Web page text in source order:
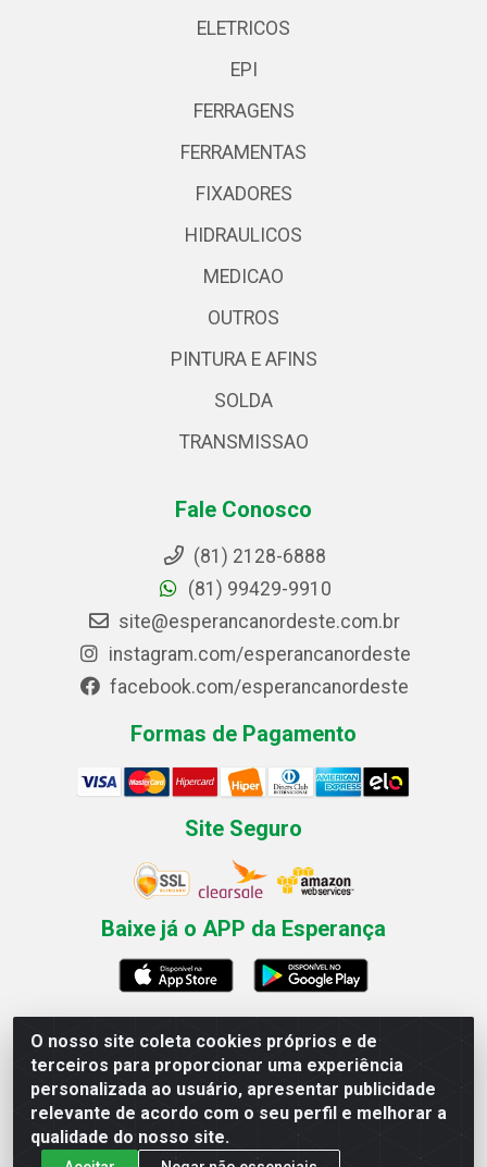
O nosso site coleta cookies próprios e de
terceiros para proporcionar uma experiência
personalizada ao usuário, apresentar publicidade
relevante de acordo com o seu perfil e melhorar a
qualidade do nosso site.
ELETRICOS
EPI
FERRAGENS
FERRAMENTAS
FIXADORES
HIDRAULICOS
MEDICAO
OUTROS
PINTURA E AFINS
SOLDA
TRANSMISSAO
Fale Conosco
(81) 2128-6888
(81) 99429-9910
site@esperancanordeste.com.br
instagram.com/esperancanordeste
facebook.com/esperancanordeste
Formas de Pagamento
Site Seguro
Baixe já o APP da Esperança
Esperança Nordeste - Rua Professor Caldas Filho, 291 -
Estância - Recife / PE CEP: 50771-335 - CNPJ
03.666.136/0001-23